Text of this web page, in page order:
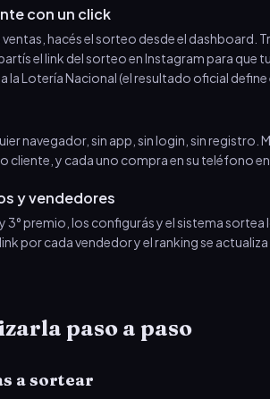
con un click
hacés el sorteo desde el dashboard.
el link del sorteo en Instagram para que
la Lotería Nacional (el resultado oficial
navegador, sin app, sin login, sin registro.
cliente, y cada uno compra en su teléfono
y vendedores
y 3° premio, los configurás y el sistema
por cada vendedor y el ranking se
paso a paso
a sortear